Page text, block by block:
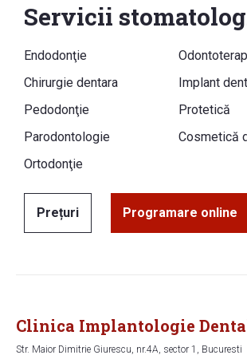
Servicii
Endodonţie
Chirurgie dentara
Implant
Pedodonţie
Protetică
Parodontologie
Cosmetică
Ortodonţie
Prețuri Programare online
Clinica Implantologie
Str. Maior Dimitrie Giurescu, nr.4A, sector 1, Bucuresti